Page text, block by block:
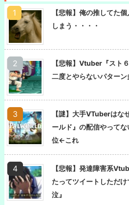
【悲報】俺の推してた
しまう・・・・
【悲報】Vtuber『スト
二度とやらないパター
【謎】大手VTuberはな
ールド』の配信やって
位←これ
【悲報】発達障害系
たってツイートしただ
泣』